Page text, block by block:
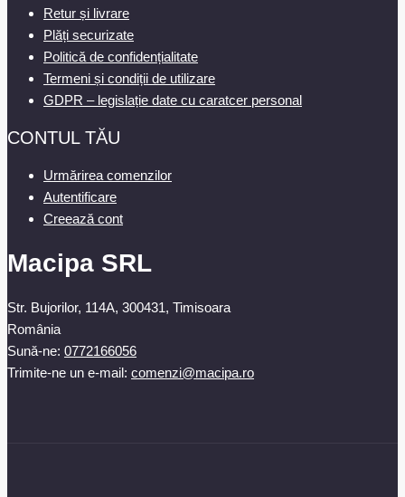
Retur și livrare
Plăți securizate
Politică de confidențialitate
Termeni și condiții de utilizare
GDPR – legislație date cu caratcer personal
CONTUL TĂU
Urmărirea comenzilor
Autentificare
Creează cont
Macipa SRL
Str. Bujorilor, 114A, 300431, Timisoara
România
Sună-ne: 0772166056
Trimite-ne un e-mail: comenzi@macipa.ro